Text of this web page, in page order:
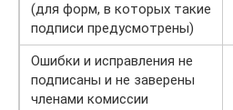
(для форм, в которых такие
подписи предусмотрены)
Ошибки и исправления не
подписаны и не заверены
членами комиссии